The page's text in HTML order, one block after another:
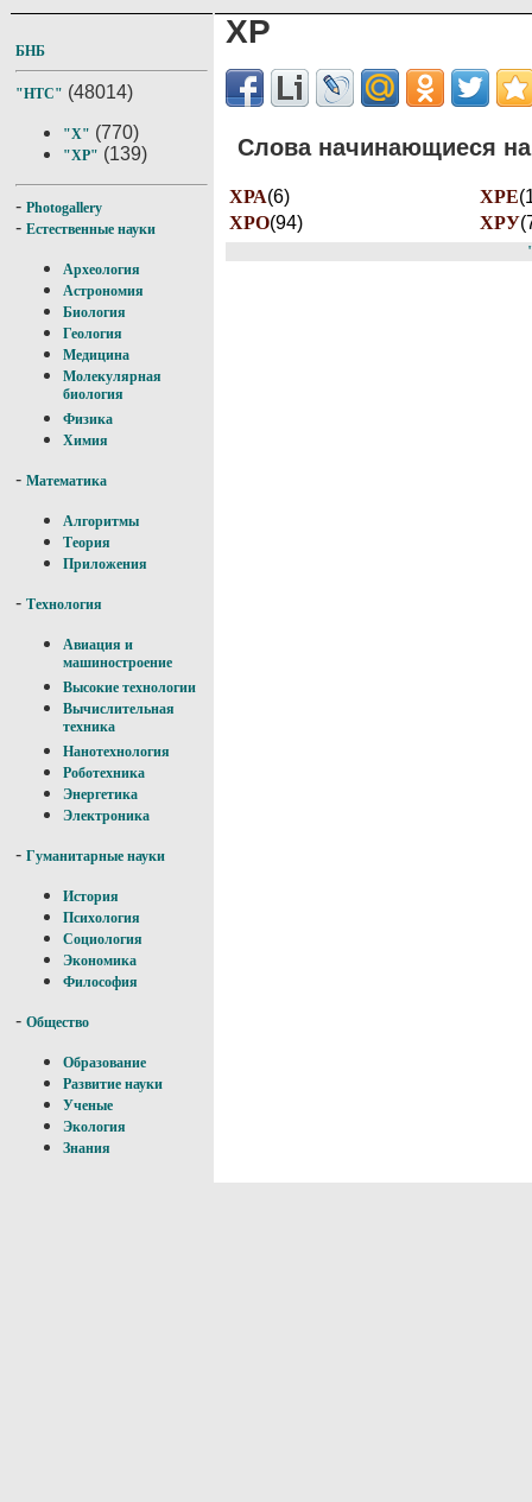
БНБ
"НТС" (48014)
"Х" (770)
"ХР" (139)
- Photogallery
- Естественные науки
Археология
Астрономия
Биология
Геология
Медицина
Молекулярная
биология
Физика
Химия
- Математика
Алгоритмы
Теория
Приложения
- Технология
Авиация и
машиностроение
Высокие технологии
Вычислительная
техника
Нанотехнология
Роботехника
Энергетика
Электроника
- Гуманитарные науки
История
Психология
Социология
Экономика
Философия
- Общество
Образование
Развитие науки
Ученые
Экология
Знания
ХР
Слова начинающиеся
ХРА(6) ХРЕ
ХРО(94) ХРУ